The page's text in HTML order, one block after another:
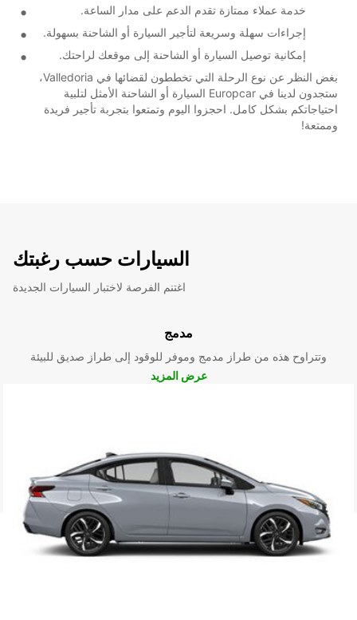
خدمة عملاء ممتازة تقدم الدعم على مدار الساعة.
إجراءات سهلة وسريعة لتأجير السيارة أو الشاحنة بسهولة.
إمكانية توصيل السيارة أو الشاحنة إلى موقعك لراحتك.
بغض النظر عن نوع الرحلة التي تخططون لقضائها في Valledoria،
ستجدون لدينا في Europcar السيارة أو الشاحنة الأمثل لتلبية
احتياجاتكم بشكل كامل. احجزوا اليوم وتمتعوا بتجربة تأجير فريدة
وممتعة!
السيارات حسب رغبتك
اغتنم الفرصة لاختبار السيارات الجديدة
مدمج
وتتراوح هذه من طراز مدمج وموفر للوقود إلى طراز صديق للبيئة
عرض المزيد